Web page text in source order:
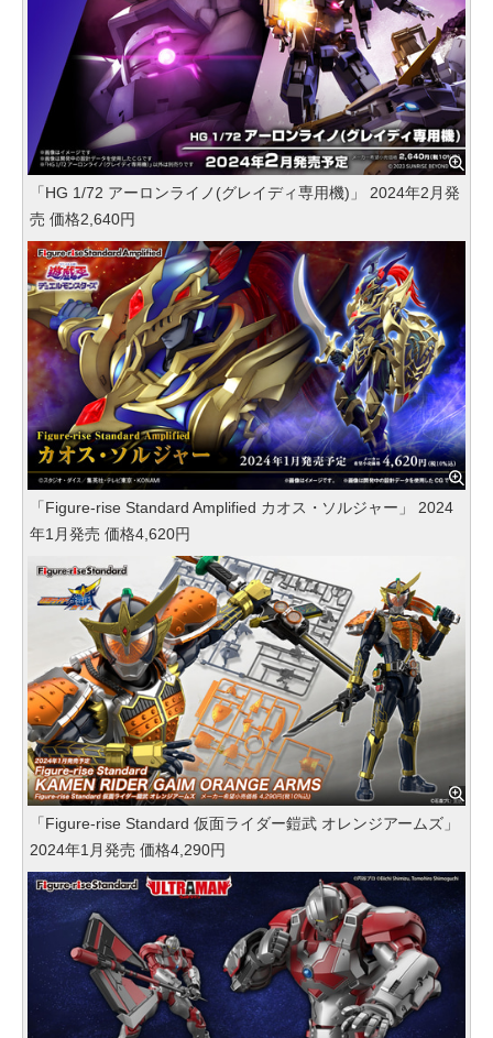
「HG 1/72 アーロンライノ(グレイディ専用機)」 2024年2月発
売 価格2,640円
「Figure-rise Standard Amplified カオス・ソルジャー」 2024
年1月発売 価格4,620円
「Figure-rise Standard 仮面ライダー鎧武 オレンジアームズ」
2024年1月発売 価格4,290円